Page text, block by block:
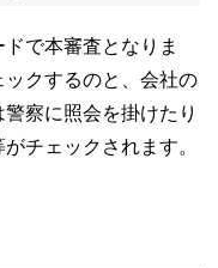
で本審査となりま
クするのと、会社の
察に照会を掛けたり
チェックされます。